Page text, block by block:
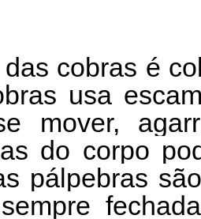
cobras é
usa
mover,
do corpo
pálpebras